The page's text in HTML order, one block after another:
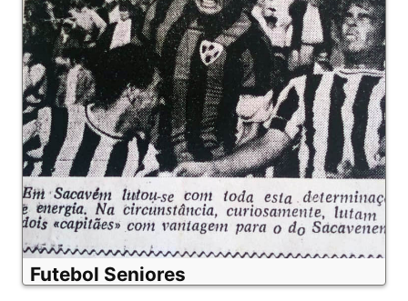
Futebol Seniores